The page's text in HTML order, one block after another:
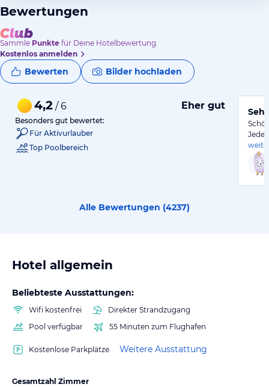
Bewertungen
Sammle Punkte für Deine Hotelbewertung.
Kostenlos anmelden
Bewerten Bilder hochladen
4,2 / 6 Eher gut
Besonders gut bewertet:
Für Aktivurlauber
Top Poolbereich
Alle Bewertungen (4237)
Hotel allgemein
Beliebteste Ausstattungen:
Wifi kostenfrei
Direkter Strandzugang
Pool verfügbar
55 Minuten zum Flughafen
Kostenlose Parkplätze Weitere Ausstattung
Gesamtzahl Zimmer